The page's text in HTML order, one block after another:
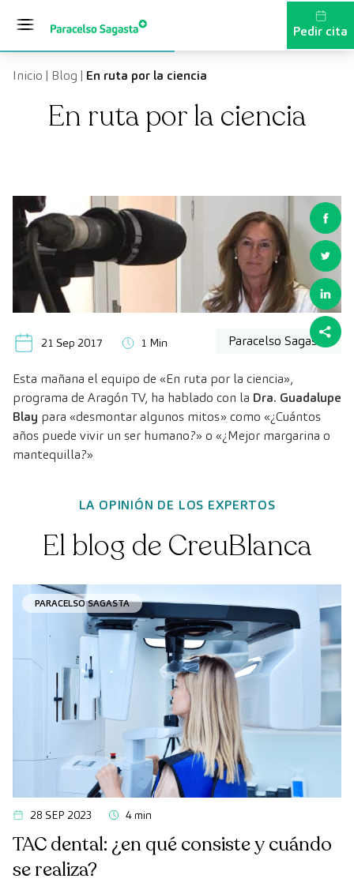
Pedir cita
Inicio | Blog | En ruta por la ciencia
En ruta por la ciencia
21 Sep 2017 1 Min Paracelso Sagasta
Esta mañana el equipo de «En ruta por la ciencia»,
programa de Aragón TV, ha hablado con la Dra. Guadalupe
Blay para «desmontar algunos mitos» como «¿Cuántos
años puede vivir un ser humano?» o «¿Mejor margarina o
mantequilla?»
LA OPINIÓN DE LOS EXPERTOS
El blog de CreuBlanca
PARACELSO SAGASTA
28 SEP 2023 4 min
TAC dental: ¿en qué consiste y cuándo
se realiza?